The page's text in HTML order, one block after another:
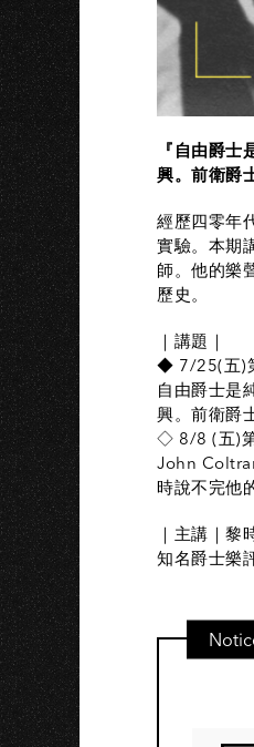
『自由爵
興。前衛爵
經歷四零年
實驗。本期
師。他的樂
歷史。
｜講題｜
◆ 7/25(五)
自由爵士是
興。前衛爵
◇ 8/8 (五)
John
時說不完他
｜主講｜黎
知名爵士樂